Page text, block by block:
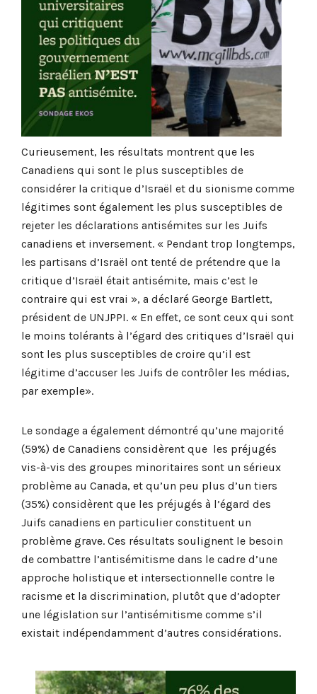
Curieusement, les résultats montrent que les
Canadiens qui sont le plus susceptibles de
considérer la critique d’Israël et du sionisme comme
légitimes sont également les plus susceptibles de
rejeter les déclarations antisémites sur les Juifs
canadiens et inversement. « Pendant trop longtemps,
les partisans d’Israël ont tenté de prétendre que la
critique d’Israël était antisémite, mais c’est le
contraire qui est vrai », a déclaré George Bartlett,
président de UNJPPI. « En effet, ce sont ceux qui sont
le moins tolérants à l’égard des critiques d’Israël qui
sont les plus susceptibles de croire qu’il est
légitime d’accuser les Juifs de contrôler les médias,
par exemple».
Le sondage a également démontré qu’une majorité
(59%) de Canadiens considèrent que les préjugés
vis-à-vis des groupes minoritaires sont un sérieux
problème au Canada, et qu’un peu plus d’un tiers
(35%) considèrent que les préjugés à l’égard des
Juifs canadiens en particulier constituent un
problème grave. Ces résultats soulignent le besoin
de combattre l’antisémitisme dans le cadre d’une
approche holistique et intersectionnelle contre le
racisme et la discrimination, plutôt que d’adopter
une législation sur l’antisémitisme comme s’il
existait indépendamment d’autres considérations.